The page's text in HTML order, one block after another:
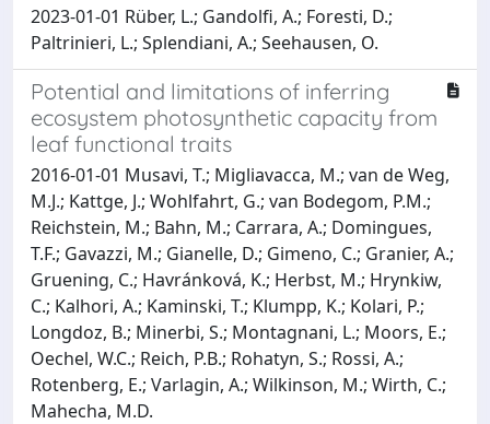
2023-01-01 Rüber, L.; Gandolfi, A.; Foresti, D.;
Paltrinieri, L.; Splendiani, A.; Seehausen, O.
Potential and limitations of inferring
ecosystem photosynthetic capacity from
leaf functional traits
2016-01-01 Musavi, T.; Migliavacca, M.; van de Weg,
M.J.; Kattge, J.; Wohlfahrt, G.; van Bodegom, P.M.;
Reichstein, M.; Bahn, M.; Carrara, A.; Domingues,
T.F.; Gavazzi, M.; Gianelle, D.; Gimeno, C.; Granier, A.;
Gruening, C.; Havránková, K.; Herbst, M.; Hrynkiw,
C.; Kalhori, A.; Kaminski, T.; Klumpp, K.; Kolari, P.;
Longdoz, B.; Minerbi, S.; Montagnani, L.; Moors, E.;
Oechel, W.C.; Reich, P.B.; Rohatyn, S.; Rossi, A.;
Rotenberg, E.; Varlagin, A.; Wilkinson, M.; Wirth, C.;
Mahecha, M.D.